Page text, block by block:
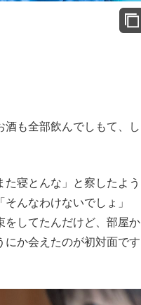
も全部飲んでしもて、し
寝とんな」と察したよう
んなわけないでしょ」
をしてたんだけど、部屋か
にか会えたのが初対面です